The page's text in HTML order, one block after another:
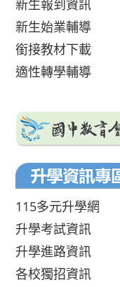
新生報到資訊
新生始業輔導
銜接教材下載
適性轉學輔導
115多元升學網
升學考試資訊
升學進路資訊
各校獨招資訊